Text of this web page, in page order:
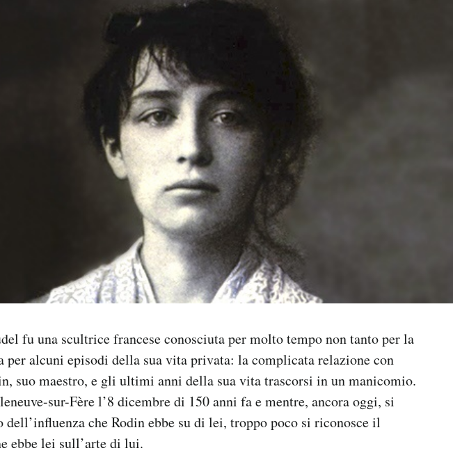
fu una scultrice francese conosciuta per molto tempo non tanto per la
per alcuni episodi della sua vita privata: la complicata relazione con
suo maestro, e gli ultimi anni della sua vita trascorsi in un manicomio.
sur-Fère l’8 dicembre di 150 anni fa e mentre, ancora oggi, si
dell’influenza che Rodin ebbe su di lei, troppo poco si riconosce il
ebbe lei sull’arte di lui.